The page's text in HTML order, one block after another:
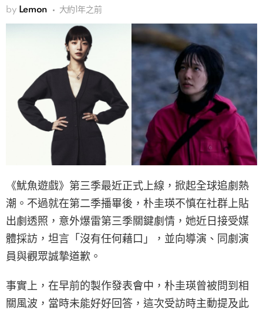
by Lemon 大約1年之前
《魷魚遊戲》第三季最近正式上線，掀起全球追劇熱
潮。不過就在第二季播畢後，朴圭瑛不慎在社群上貼
出劇透照，意外爆雷第三季關鍵劇情，她近日接受媒
體採訪，坦言「沒有任何藉口」，並向導演、同劇演
員與觀眾誠摯道歉。
事實上，在早前的製作發表會中，朴圭瑛曾被問到相
關風波，當時未能好好回答，這次受訪時主動提及此